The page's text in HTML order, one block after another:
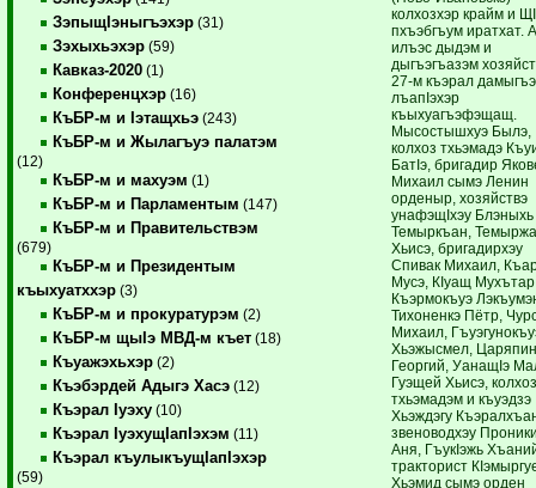
ЗэпыщIэныгъэхэр (31)
Зэхыхьэхэр (59)
Кавказ-2020 (1)
Конференцхэр (16)
КъБР-м и Iэтащхьэ (243)
КъБР-м и Жылагъуэ палатэм
(12)
КъБР-м и махуэм (1)
КъБР-м и Парламентым (147)
КъБР-м и Правительствэм
(679)
КъБР-м и Президентым
къыхуатххэр (3)
КъБР-м и прокуратурэм (2)
КъБР-м щыIэ МВД-м къет (18)
Къуажэхьхэр (2)
Къэбэрдей Адыгэ Хасэ (12)
Къэрал Iуэху (10)
Къэрал IуэхущIапIэхэм (11)
Къэрал къулыкъущIапIэхэр
(59)
колхозхэр крайм и
пхъэбгъум иратхат.
илъэс дыдэм и
дыгъэгъазэм
27-м къэрал дамыгъэ
лъапIэхэр
къыхуагъэфэщащ.
Мысостышхуэ Былэ,
колхоз тхьэмадэ
БатIэ, бригадир
Михаил сымэ Ленин
орденыр, хозяйствэ
унафэщIхэу Блэныхь
Темыркъан,
Хьисэ, бригадирхэу
Спивак Михаил,
Мусэ, КIуащ
Къэрмокъуэ
Тихоненкэ Пётр,
Михаил,
Хьэжысмел,
Георгий, УанащIэ
Гуэщей Хьисэ,
тхьэмадэм и къуэдзэ
Хьэждэгу
звеноводхэу
Аня, ГъукIэжь
тракторист
Хьэмид сымэ орден